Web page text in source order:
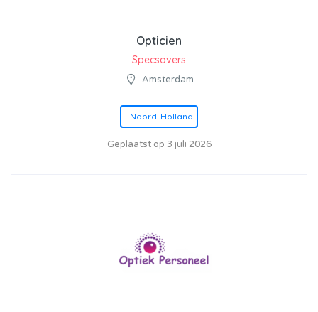
Opticien
Specsavers
Amsterdam
Noord-Holland
Geplaatst op 3 juli 2026